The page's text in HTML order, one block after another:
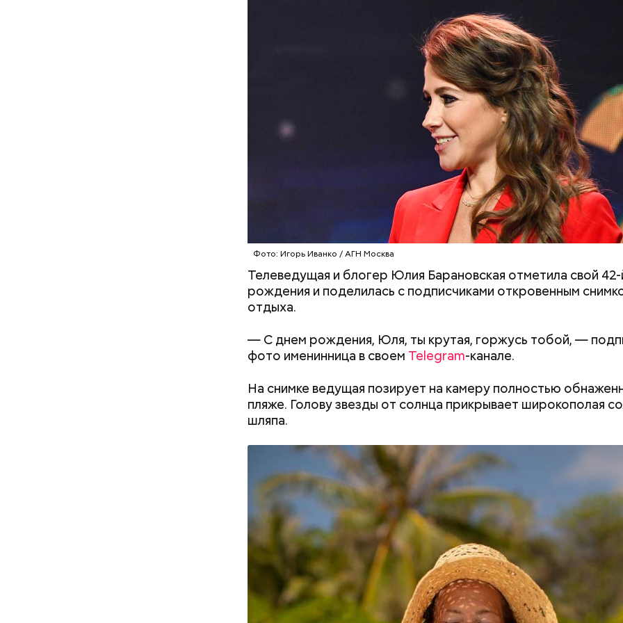
Фото: Игорь Иванко / АГН Москва
Телеведущая и блогер Юлия Барановская отметила свой
рождения и поделилась с подписчиками откровенным
отдыха.
— С днем рождения, Юля, ты крутая, горжусь тобой, —
фото именинница в своем Telegram-канале.
На снимке ведущая позирует на камеру полностью
пляже. Голову звезды от солнца прикрывает широкополая
шляпа.
нужно застыть на месте и не двигаться;
нельзя ни в коем случае махать руками;
не стоит пытаться «поймать» молнию или потрогать,
металлическими предметами.
— Может пробить заряд на человека. Нужно вести себя
осторожно, будто увидели дикого зверя, затаиться, —
— Первые двое суток мы постоянно были на ногах. Каждые
ездили делать замеры радиации. Время от выезда до
отдых. Работа и есть работа. Ее надо выполнять, — говорит
После получения предельно допустимой дозы радиации
вывели из 30-километровой зоны отчуждения, где он до 3 мая
проверял на уровень радиационной зараженности